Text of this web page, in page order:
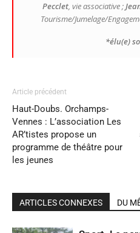
Pecclet, vie associative ;
Tourisme/Jumelage/
*élu(e)
Article précédent
Haut-Doubs. Orchamps-
Vennes : L’association Les
AR’tistes propose un
programme de théâtre pour
les jeunes
ARTICLES CONNEXES DU